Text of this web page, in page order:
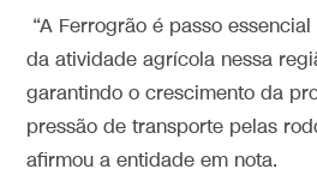
“A Ferrogrão é passo
da atividade agrícola nessa
garantindo o crescimento da
pressão de transporte pelas
afirmou a entidade em nota.